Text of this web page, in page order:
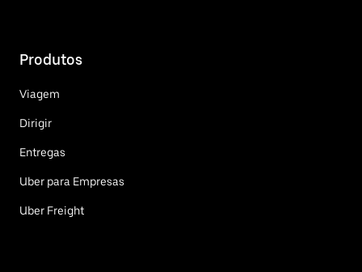
Produtos
Viagem
Dirigir
Entregas
Uber para Empresas
Uber Freight